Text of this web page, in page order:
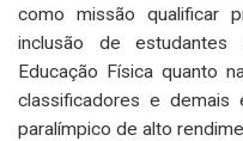
como missão qualificar
inclusão de
Educação Física quanto
classificadores e demais
paralímpico de alto